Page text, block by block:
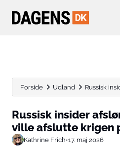
Forside Udland Russisk
Russisk insider
ville afslutte krigen
Kathrine Frich•17. maj 2026